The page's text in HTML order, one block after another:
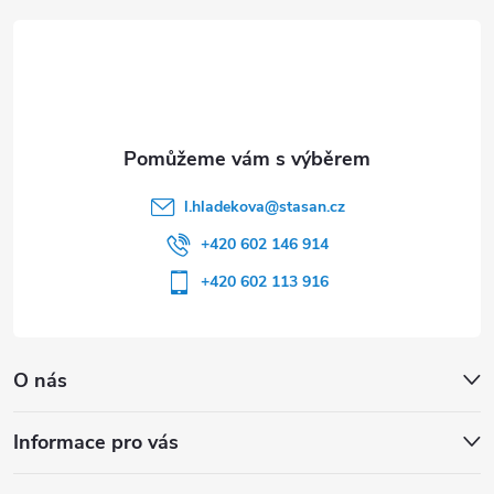
O nás
Informace pro vás
l.hladekova@stasan.cz
+420 602 146 914
+420 602 113 916